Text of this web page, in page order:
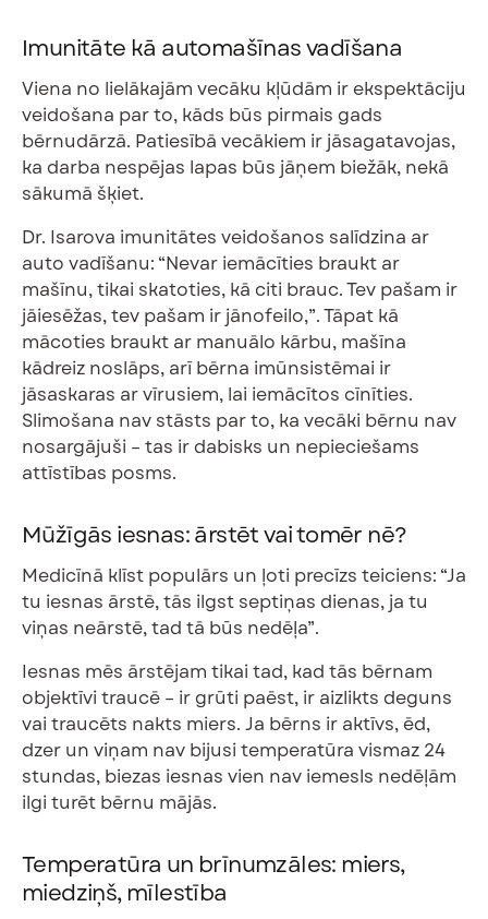
Imunitāte kā automašīnas vadīšana
Viena no lielākajām vecāku kļūdām ir ekspektāciju
veidošana par to, kāds būs pirmais gads
bērnudārzā. Patiesībā vecākiem ir jāsagatavojas,
ka darba nespējas lapas būs jāņem biežāk, nekā
sākumā šķiet.
Dr. Isarova imunitātes veidošanos salīdzina ar
auto vadīšanu: “Nevar iemācīties braukt ar
mašīnu, tikai skatoties, kā citi brauc. Tev pašam ir
jāiesēžas, tev pašam ir jānofeilo,”. Tāpat kā
mācoties braukt ar manuālo kārbu, mašīna
kādreiz noslāps, arī bērna imūnsistēmai ir
jāsaskaras ar vīrusiem, lai iemācītos cīnīties.
Slimošana nav stāsts par to, ka vecāki bērnu nav
nosargājuši – tas ir dabisks un nepieciešams
attīstības posms.
Mūžīgās iesnas: ārstēt vai tomēr nē?
Medicīnā klīst populārs un ļoti precīzs teiciens: “Ja
tu iesnas ārstē, tās ilgst septiņas dienas, ja tu
viņas neārstē, tad tā būs nedēļa”.
Iesnas mēs ārstējam tikai tad, kad tās bērnam
objektīvi traucē – ir grūti paēst, ir aizlikts deguns
vai traucēts nakts miers. Ja bērns ir aktīvs, ēd,
dzer un viņam nav bijusi temperatūra vismaz 24
stundas, biezas iesnas vien nav iemesls nedēļām
ilgi turēt bērnu mājās.
Temperatūra un brīnumzāles: miers,
miedziņš, mīlestība